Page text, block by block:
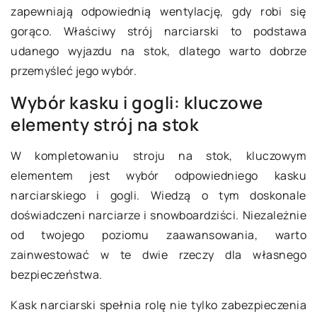
zapewniają odpowiednią wentylację, gdy robi się
gorąco. Właściwy strój narciarski to podstawa
udanego wyjazdu na stok, dlatego warto dobrze
przemyśleć jego wybór.
Wybór kasku i gogli: kluczowe
elementy strój na stok
W kompletowaniu stroju na stok, kluczowym
elementem jest wybór odpowiedniego kasku
narciarskiego i gogli. Wiedzą o tym doskonale
doświadczeni narciarze i snowboardziści. Niezależnie
od twojego poziomu zaawansowania, warto
zainwestować w te dwie rzeczy dla własnego
bezpieczeństwa.
Kask narciarski spełnia rolę nie tylko zabezpieczenia